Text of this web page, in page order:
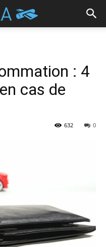
: 4
cas de
0
632